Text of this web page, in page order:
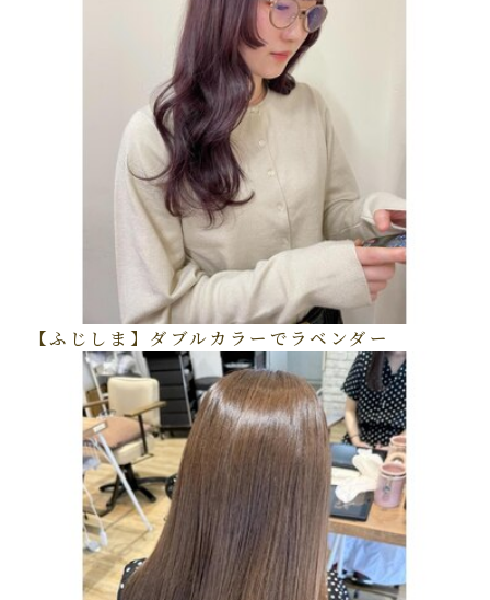
【ふじしま】ダブルカラーでラベンダー